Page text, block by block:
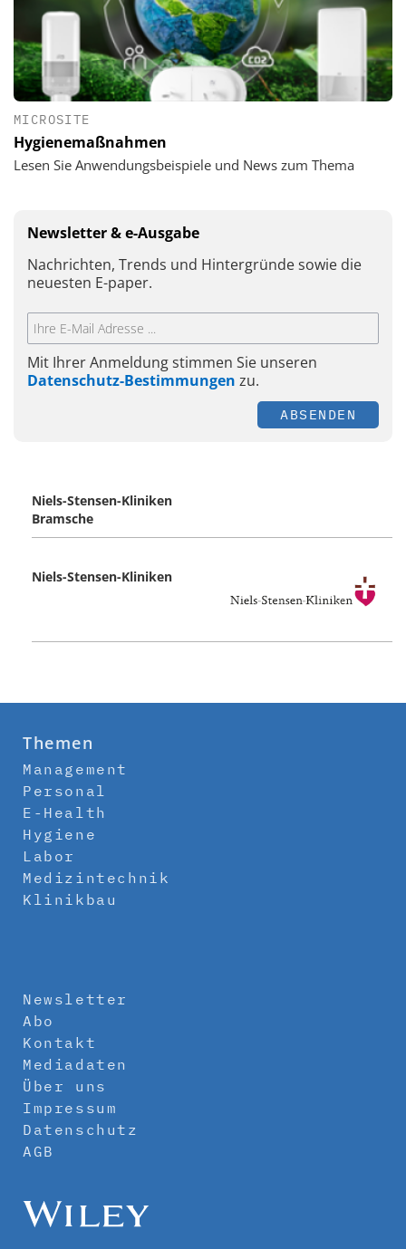
MICROSITE
Hygienemaßnahmen
Lesen Sie Anwendungsbeispiele und News zum Thema
Newsletter & e-Ausgabe
Nachrichten, Trends und Hintergründe sowie die
neuesten E-paper.
Mit Ihrer Anmeldung stimmen Sie unseren
Datenschutz-Bestimmungen zu.
ABSENDEN
Niels-Stensen-Kliniken
Bramsche
Niels-Stensen-Kliniken
Themen
Management
Personal
E-Health
Hygiene
Labor
Medizintechnik
Klinikbau
Newsletter
Abo
Kontakt
Mediadaten
Über uns
Impressum
Datenschutz
AGB